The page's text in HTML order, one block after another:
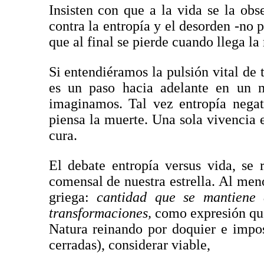
Insisten con que a la vida se la
contra la entropía y el desorden -no
que al final se pierde cuando llega la
Si entendiéramos la pulsión vital
es un paso hacia adelante en un
imaginamos. Tal vez entropía
piensa la muerte. Una sola vivencia
cura.
El debate entropía versus vida,
comensal de nuestra estrella. Al
griega:cantidad que se
transformaciones, como expresión
Natura reinando por doquier e
cerradas), considerar viable,